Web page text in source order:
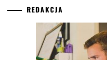
REDAKCJA